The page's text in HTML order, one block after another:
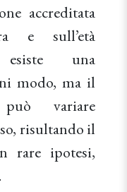
accreditata
e sull’età
esiste una
modo, ma il
variare
risultando il
rare ipotesi,